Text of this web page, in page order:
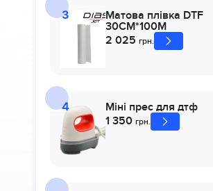
Матова плівка DTF
30СМ*100М
2 025 грн.
Міні прес для дтф
1 350 грн.